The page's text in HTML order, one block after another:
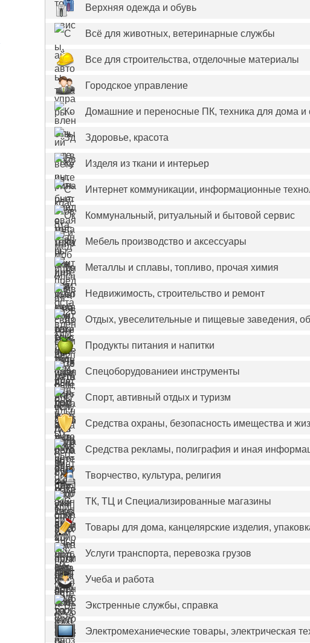
Верхняя одежда и обувь
Всё для животных, ветеринарные службы
Все для строительства, отделочные материалы
Городское управление
Домашние и переносные ПК, техника для дома и
Здоровье, красота
Изделя из ткани и интерьер
Интернет коммуникации, информационные
Коммунальный, ритуальный и бытовой сервис
Мебель производство и аксессуары
Металлы и сплавы, топливо, прочая химия
Недвижимость, строительство и ремонт
Отдых, увеселительные и пищевые заведения,
Продукты питания и напитки
Спецоборудованиеи инструменты
Спорт, автивный отдых и туризм
Средства охраны, безопасность имещества и
Средства рекламы, полиграфия и иная
Творчество, культура, религия
ТК, ТЦ и Специализированные магазины
Товары для дома, канцелярские изделия,
Услуги транспорта, перевозка грузов
Учеба и работа
Экстренные службы, справка
Электромеханиеческие товары, электрическая